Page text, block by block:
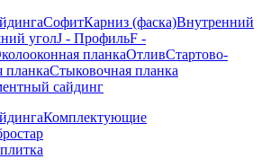
СофитКарниз (фаска)Внутренний
уголJ - ПрофильF -
планкаОтливСтартово-
Стыковочная планка
сайдинг
Комплектующие